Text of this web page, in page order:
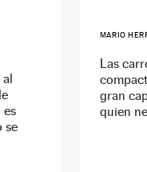
es
se
MARIO
Las
gran
quien